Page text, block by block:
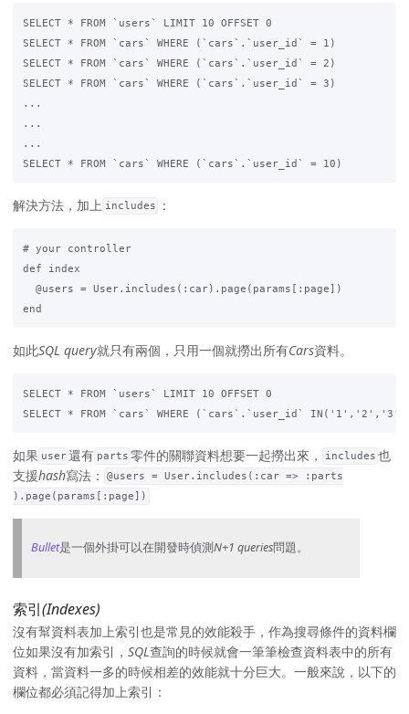
SELECT * FROM `users` LIMIT 10 OFFSET 0
SELECT * FROM `cars` WHERE (`cars`.`user_id` = 1)
SELECT * FROM `cars` WHERE (`cars`.`user_id` = 2)
SELECT * FROM `cars` WHERE (`cars`.`user_id` = 3)
...
...
...
解決方法，加上 includes ：
# your controller
def index
  @users = User.includes(:car).page(params[:page])
如此SQL query就只有兩個，只用一個就撈出所有Cars資料。
SELECT * FROM `users` LIMIT 10 OFFSET 0
如果 user 還有 parts 零件的關聯資料想要一起撈出來， includes 也
支援hash寫法：
@users = User.includes(:car => :parts
).page(params[:page])
Bullet是一個外掛可以在開發時偵測N+1 queries問題。
索引(Indexes)
沒有幫資料表加上索引也是常見的效能殺手，作為搜尋條件的資料欄
位如果沒有加索引， SQL查詢的時候就會一筆筆檢查資料表中的所有
資料，當資料一多的時候相差的效能就十分巨大。一般來說，以下的
欄位都必須記得加上索引：